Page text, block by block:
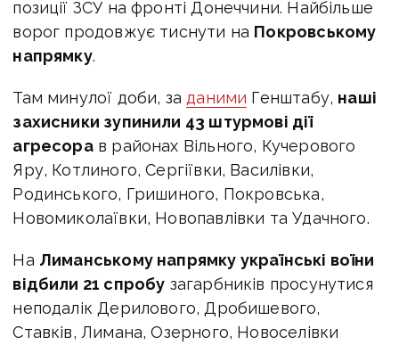
позиції ЗСУ на фронті Донеччини. Найбільше
ворог продовжує тиснути на Покровському
напрямку.
Там минулої доби, за даними Генштабу, наші
захисники зупинили 43 штурмові дії
агресорав районах Вільного, Кучерового
Яру, Котлиного, Сергіївки, Василівки,
Родинського, Гришиного, Покровська,
Новомиколаївки, Новопавлівки та Удачного.
На Лиманському напрямку українські воїни
відбили 21 спробу загарбників просунутися
неподалік Дерилового, Дробишевого,
Ставків, Лимана, Озерного, Новоселівки